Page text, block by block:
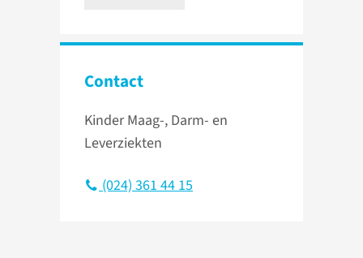
Contact
Kinder Maag-, Darm- en
Leverziekten
(024) 361 44 15